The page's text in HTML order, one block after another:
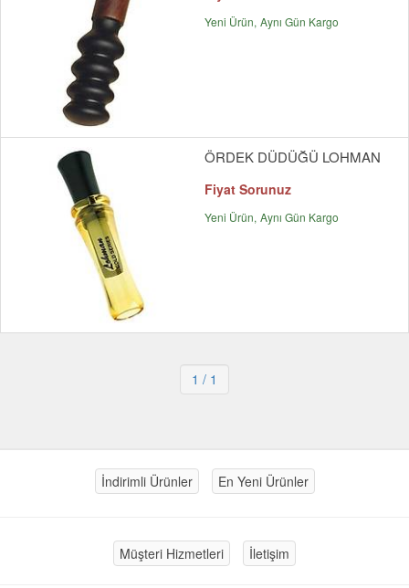
Yeni Ürün Aynı Gün Kargo
ÖRDEK DÜDÜĞÜ LOHMAN
Fiyat Sorunuz
Yeni Ürün Aynı Gün Kargo
1 / 1
İndirimli Ürünler En Yeni Ürünler
Müşteri Hizmetleri İletişim